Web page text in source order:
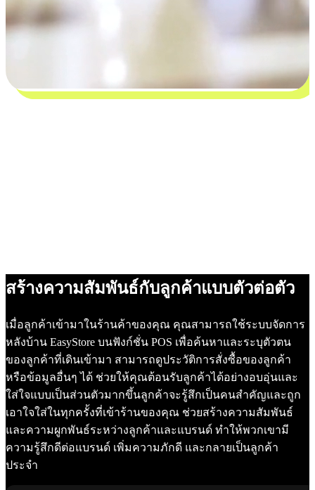
สร้างความสัมพันธ์กับลูกค้าแบบตัวต่อตัว
เมื่อลูกค้าเข้ามาในร้านค้าของคุณ คุณสามารถใช้ระบบจัดการ
หลังบ้าน EasyStore บนฟังก์ชั่น POS เพื่อค้นหาและระบุตัวตน
ของลูกค้าที่เดินเข้ามา สามารถดูประวัติการสั่งซื้อของลูกค้า
หรือข้อมูลอื่นๆ ได้ ช่วยให้คุณต้อนรับลูกค้าได้อย่างอบอุ่นและ
ใส่ใจแบบเป็นส่วนตัวมากขึ้นลูกค้าจะรู้สึกเป็นคนสำคัญและถูก
เอาใจใส่ในทุกครั้งที่เข้าร้านของคุณ ช่วยสร้างความสัมพันธ์
และความผูกพันธ์ระหว่างลูกค้าและแบรนด์ ทำให้พวกเขามี
ความรู้สึกดีต่อแบรนด์ เพิ่มความภักดี และกลายเป็นลูกค้า
ประจำ